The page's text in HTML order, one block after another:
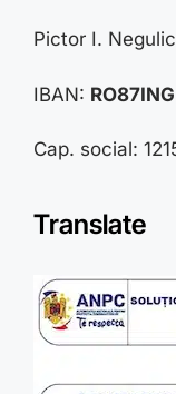
Pictor I.
IBAN:
Cap. social:
Translate